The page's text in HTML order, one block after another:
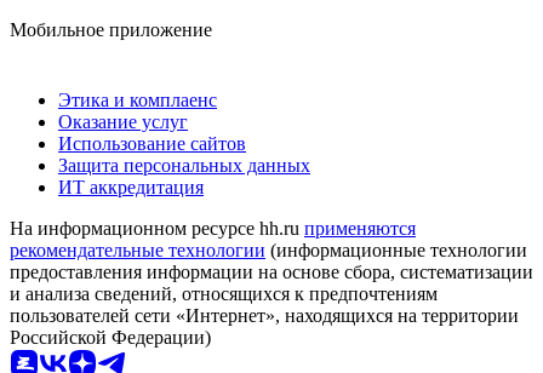
Мобильное приложение
Этика и комплаенс
Оказание услуг
Использование сайтов
Защита персональных данных
ИТ аккредитация
На информационном ресурсе hh.ru применяются
рекомендательные технологии (информационные технологии
предоставления информации на основе сбора, систематизации
и анализа сведений, относящихся к предпочтениям
пользователей сети «Интернет», находящихся на территории
Российской Федерации)